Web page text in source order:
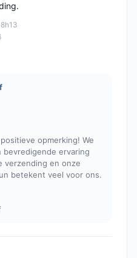
opmerking! We
ervaring
verzending en onze
betekent veel voor ons.